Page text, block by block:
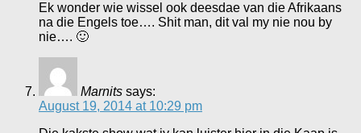
Ek wonder wie wissel ook deesdae van die Afrikaans
na die Engels toe…. Shit man, dit val my nie nou by
nie…. 🙂
Marnits says:
August 19, 2014 at 10:29 pm